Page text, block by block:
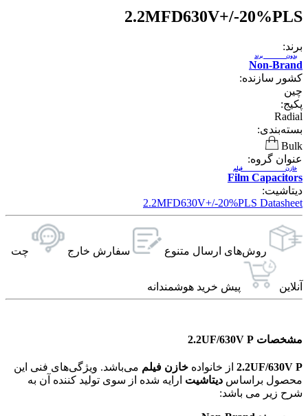
2.2MFD630V+/-20%PLS
برند:
Non-Brand
بدون برند
کشور سازنده:
چین
پکیج:
Radial
بسته‌بندی:
Bulk
عنوان گروه:
Film Capacitors
خازن فیلم
دیتاشیت:
2.2MFD630V+/-20%PLS Datasheet
روش‌های ارسال‌ متنوع سفارش خارج چت
آنلاین پیش خرید هوشمندانه
مشخصات 2.2UF/630V P
2.2UF/630V P از خانواده خازن فیلم می‌باشد. ویژگی‌های فنی این
محصول براساس دیتاشیت ارایه شده از سوی تولید کننده آن به
شرح زیر می باشد: